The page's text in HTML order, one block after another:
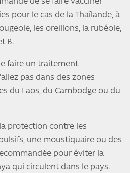
pour le cas de la Thaïlande, à
les oreillons, la rubéole,
B.
faire un traitement
pas dans des zones
du Laos, du Cambodge ou du
protection contre les
une moustiquaire ou des
pour éviter la
qui circulent dans le pays.